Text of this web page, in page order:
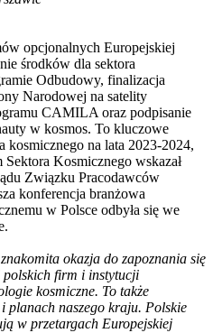
opcjonalnych Europejskiej
środków dla sektora
Odbudowy, finalizacja
Narodowej na satelity
CAMILA oraz podpisanie
w kosmos. To kluczowe
kosmicznego na lata 2023-2024,
Kosmicznego wskazał
Związku Pracodawców
konferencja branżowa
w Polsce odbyła się we
okazja do zapoznania się
firm i instytucji
kosmiczne. To także
planach naszego kraju. Polskie
w przetargach Europejskiej